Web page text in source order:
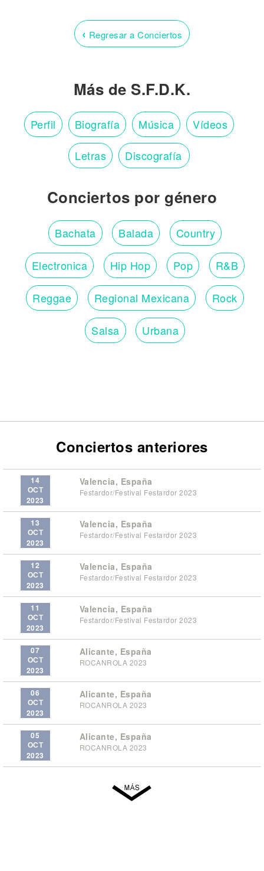
‹ Regresar a Conciertos
Más de S.F.D.K.
Perfil Biografía Música Vídeos
Letras Discografía
Conciertos por género
Bachata Balada Country
Electronica Hip Hop Pop R&B
Reggae Regional Mexicana Rock
Salsa Urbana
Conciertos anteriores
14
OCT
2023
Valencia, España
Festardor/Festival Festardor 2023
13
OCT
2023
Valencia, España
Festardor/Festival Festardor 2023
12
OCT
2023
Valencia, España
Festardor/Festival Festardor 2023
11
OCT
2023
Valencia, España
Festardor/Festival Festardor 2023
07
OCT
2023
Alicante, España
ROCANROLA 2023
06
OCT
2023
Alicante, España
ROCANROLA 2023
05
OCT
2023
Alicante, España
ROCANROLA 2023